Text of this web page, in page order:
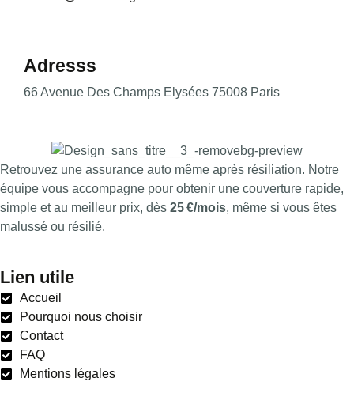
Adresss
66 Avenue Des Champs Elysées 75008 Paris
Retrouvez une assurance auto même après résiliation. Notre
équipe vous accompagne pour obtenir une couverture rapide,
simple et au meilleur prix, dès 25 €/mois, même si vous êtes
malussé ou résilié.
Lien utile
Accueil
Pourquoi nous choisir
Contact
FAQ
Mentions légales